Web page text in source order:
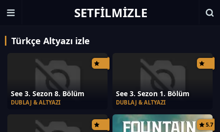
SETFILMIZLE
Türkçe Altyazı izle
See 3. Sezon 8. Bölüm
DUBLAJ & ALTYAZI
See 3. Sezon 1. Bölüm
DUBLAJ & ALTYAZI
5.7